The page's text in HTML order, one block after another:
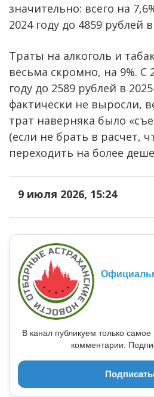
значительно: всего на
2024 году до 4859 рублей
Траты на алкоголь и
весьма скромно, на 9%. С
году до 2589 рублей в
фактически не выросли,
трат наверняка было
(если не брать в расчет,
переходить на более
9 июля 2026, 15:24
В канал публикуем только
комментарии.